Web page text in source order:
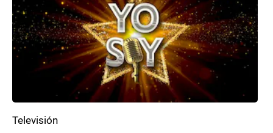
Televisión